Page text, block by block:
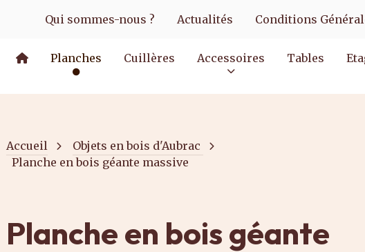
Qui sommes-nous ? Actualités Conditions
Planches Cuillères Accessoires Tables
Accueil
Objets en bois d'Aubrac
Planche en bois géante massive
Planche en bois géante